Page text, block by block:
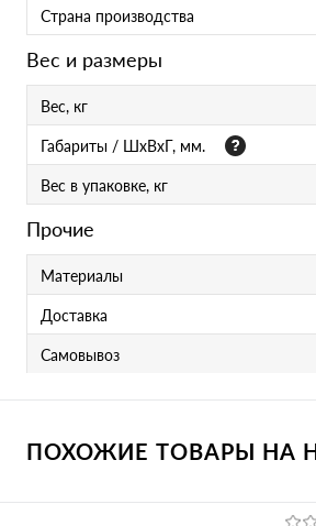
Страна производства
Вес и размеры
Вес, кг
Габариты / ШхВхГ, мм.
Вес в упаковке, кг
Прочие
Материалы
Доставка
Самовывоз
ПОХОЖИЕ ТОВАРЫ НА